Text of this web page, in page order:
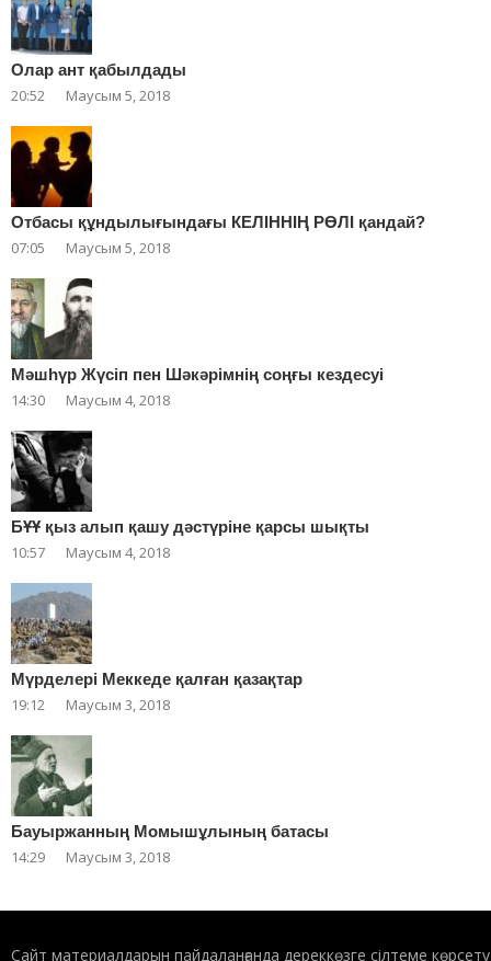
Олар ант қабылдады
20:52 Маусым 5, 2018
Отбасы құндылығындағы КЕЛІННІҢ РӨЛІ қандай?
07:05 Маусым 5, 2018
Мәшһүр Жүсіп пен Шәкәрімнің соңғы кездесуі
14:30 Маусым 4, 2018
БҰҰ қыз алып қашу дәстүріне қарсы шықты
10:57 Маусым 4, 2018
Мүрделері Меккеде қалған қазақтар
19:12 Маусым 3, 2018
Бауыржанның Момышұлының батасы
14:29 Маусым 3, 2018
Сайт материалдарын пайдаланғанда дереккөзге сілтеме көрсету